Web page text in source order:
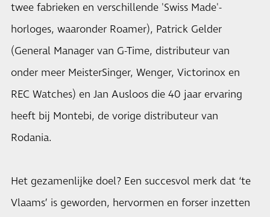
twee fabrieken en verschillende 'Swiss Made'-
horloges, waaronder Roamer), Patrick Gelder
(General Manager van G-Time, distributeur van
onder meer MeisterSinger, Wenger, Victorinox en
REC Watches) en Jan Ausloos die 40 jaar ervaring
heeft bij Montebi, de vorige distributeur van
Rodania.
Het gezamenlijke doel? Een succesvol merk dat ‘te
Vlaams’ is geworden, hervormen en forser inzetten